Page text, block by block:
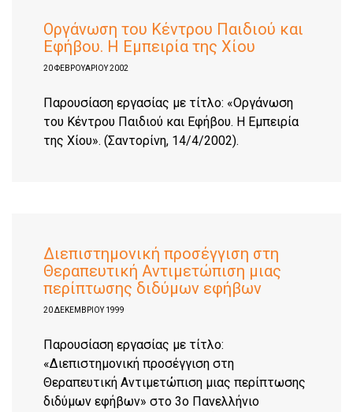
Οργάνωση του Κέντρου Παιδιού και
Εφήβου. Η Εμπειρία της Χίου
20 ΦΕΒΡΟΥΑΡΊΟΥ 2002
Παρουσίαση εργασίας με τίτλο: «Οργάνωση
του Κέντρου Παιδιού και Εφήβου. Η Εμπειρία
της Χίου». (Σαντορίνη, 14/4/2002).
Διεπιστημονική προσέγγιση στη
Θεραπευτική Αντιμετώπιση μιας
περίπτωσης διδύμων εφήβων
20 ΔΕΚΕΜΒΡΊΟΥ 1999
Παρουσίαση εργασίας με τίτλο:
«Διεπιστημονική προσέγγιση στη
Θεραπευτική Αντιμετώπιση μιας περίπτωσης
διδύμων εφήβων» στο 3o Πανελλήνιο